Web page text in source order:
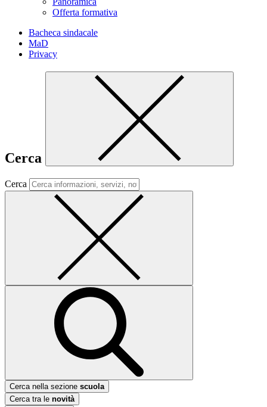
Offerta formativa
Bacheca sindacale
MaD
Privacy
Cerca
Cerca
Cerca nella sezione scuola
Cerca tra le novità